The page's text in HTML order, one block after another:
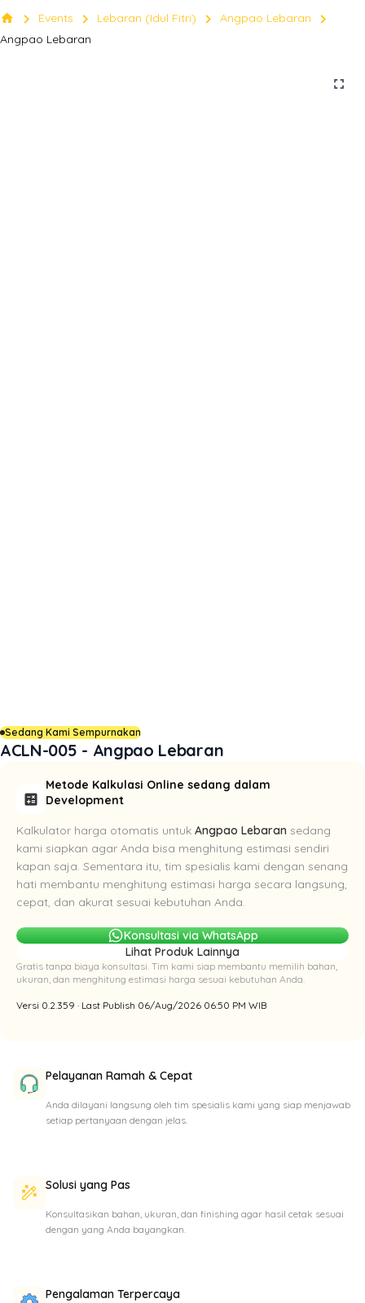
home chevron_right Events chevron_right Lebaran (Idul Fitri) chevron_right Angpao Lebaran chevron_right
Angpao Lebaran
fullscreen
Sedang Kami Sempurnakan
ACLN-005 - Angpao Lebaran
calculate
Metode Kalkulasi Online sedang dalam
Development
Kalkulator harga otomatis untuk Angpao Lebaran sedang
kami siapkan agar Anda bisa menghitung estimasi sendiri
kapan saja. Sementara itu, tim spesialis kami dengan senang
hati membantu menghitung estimasi harga secara langsung,
cepat, dan akurat sesuai kebutuhan Anda.
Konsultasi via WhatsApp
Lihat Produk Lainnya
Gratis tanpa biaya konsultasi. Tim kami siap membantu memilih bahan,
ukuran, dan menghitung estimasi harga sesuai kebutuhan Anda.
Versi 0.2.359 · Last Publish 06/Aug/2026 06:50 PM WIB
Pelayanan Ramah & Cepat
Anda dilayani langsung oleh tim spesialis kami yang siap menjawab
setiap pertanyaan dengan jelas.
Solusi yang Pas
Konsultasikan bahan, ukuran, dan finishing agar hasil cetak sesuai
dengan yang Anda bayangkan.
Pengalaman Terpercaya